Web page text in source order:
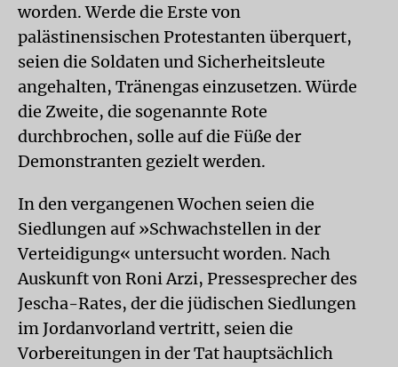
worden. Werde die Erste von
palästinensischen Protestanten überquert,
seien die Soldaten und Sicherheitsleute
angehalten, Tränengas einzusetzen. Würde
die Zweite, die sogenannte Rote
durchbrochen, solle auf die Füße der
Demonstranten gezielt werden.
In den vergangenen Wochen seien die
Siedlungen auf »Schwachstellen in der
Verteidigung« untersucht worden. Nach
Auskunft von Roni Arzi, Pressesprecher des
Jescha-Rates, der die jüdischen Siedlungen
im Jordanvorland vertritt, seien die
Vorbereitungen in der Tat hauptsächlich